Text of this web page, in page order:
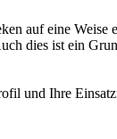
auf eine Weise
dies ist ein
und Ihre